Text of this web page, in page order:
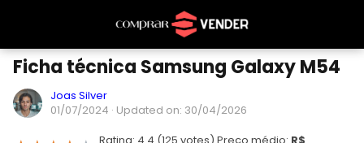
Ficha técnica Samsung Galaxy M54
Joas Silver
01/07/2024 · Updated on: 30/04/2026